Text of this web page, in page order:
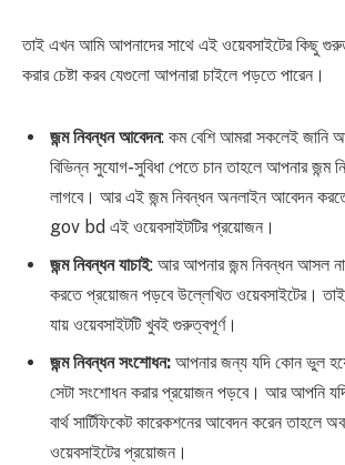
তাই এখন আমি আপনাদের সাথে এই ওয়েবসাইটের কিছু
করার চেষ্টা করব যেগুলো আপনারা চাইলে পড়তে পারেন।
জন্ম নিবন্ধন আবেদন: কম বেশি আমরা সকলেই জানি
বিভিন্ন সুযোগ-সুবিধা পেতে চান তাহলে আপনার জন্ম
লাগবে। আর এই জন্ম নিবন্ধন অনলাইন আবেদন
gov bd এই ওয়েবসাইটটির প্রয়োজন।
জন্ম নিবন্ধন যাচাই: আর আপনার জন্ম নিবন্ধন আসল না
করতে প্রয়োজন পড়বে উল্লেখিত ওয়েবসাইটের।
যায় ওয়েবসাইটটি খুবই গুরুত্বপূর্ণ।
জন্ম নিবন্ধন সংশোধন: আপনার জন্য যদি কোন ভুল
সেটা সংশোধন করার প্রয়োজন পড়বে। আর আপনি
বার্থ সার্টিফিকেট কারেকশনের আবেদন করেন তাহলে
ওয়েবসাইটের প্রয়োজন।